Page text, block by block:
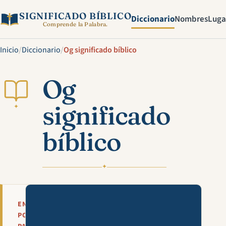
SIGNIFICADO BÍBLICO
Comprende la Palabra. DiccionarioNombres
Inicio/Diccionario/Og significado bíblico
✦
Og
significado
bíblico
✦
EN
POCAS
Mira esta explicación en